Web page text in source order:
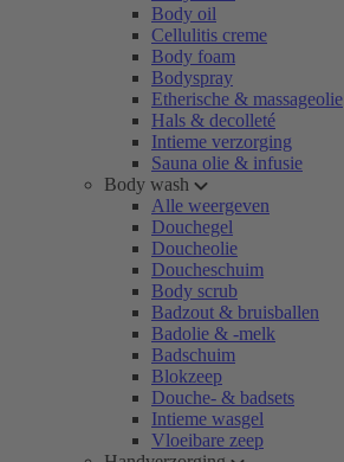
Body oil
Cellulitis creme
Body foam
Bodyspray
Etherische & massageolie
Hals & decolleté
Intieme verzorging
Sauna olie & infusie
Body wash
Alle weergeven
Douchegel
Doucheolie
Doucheschuim
Body scrub
Badzout & bruisballen
Badolie & -melk
Badschuim
Blokzeep
Douche- & badsets
Intieme wasgel
Vloeibare zeep